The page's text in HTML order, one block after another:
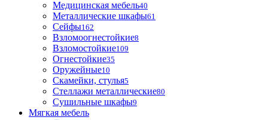
Медицинская мебель40
Металлические шкафы61
Сейфы162
Взломоогнестойкие8
Взломостойкие109
Огнестойкие35
Оружейные10
Скамейки, стулья5
Стеллажи металлические80
Сушильные шкафы9
Мягкая мебель